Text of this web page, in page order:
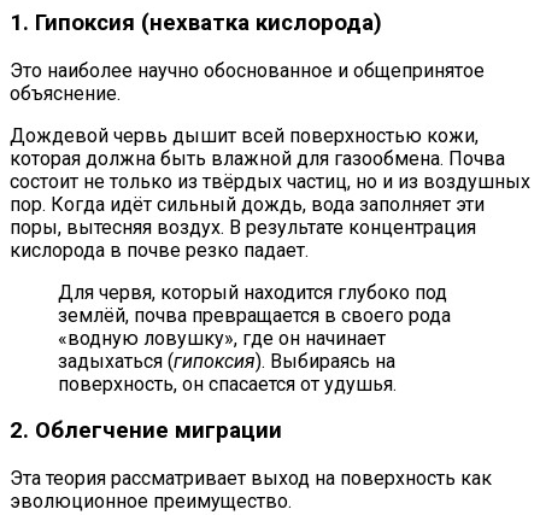
1. Гипоксия (нехватка кислорода)
Это наиболее научно обоснованное и общепринятое
объяснение.
Дождевой червь дышит всей поверхностью кожи,
которая должна быть влажной для газообмена. Почва
состоит не только из твёрдых частиц, но и из воздушных
пор. Когда идёт сильный дождь, вода заполняет эти
поры, вытесняя воздух. В результате концентрация
кислорода в почве резко падает.
Для червя, который находится глубоко под
землёй, почва превращается в своего рода
«водную ловушку», где он начинает
задыхаться (гипоксия). Выбираясь на
поверхность, он спасается от удушья.
2. Облегчение миграции
Эта теория рассматривает выход на поверхность как
эволюционное преимущество.